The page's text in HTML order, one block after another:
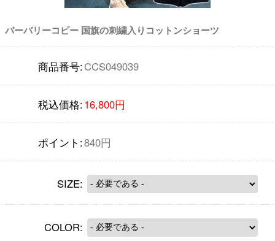
バーバリーコピー 国旗の刺繍入りコットンショーツ
商品番号:CCS049039
税込価格:16,800円
ポイント:840円
SIZE:
COLOR: